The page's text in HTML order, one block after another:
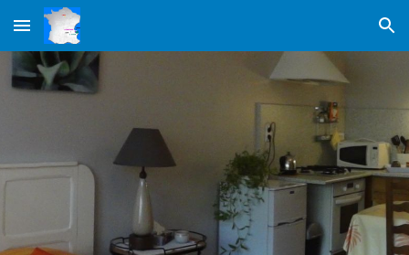
Skip to main content Skip to navigation